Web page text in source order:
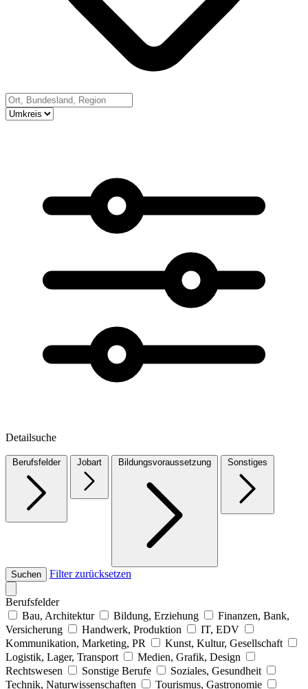
Detailsuche
Berufsfelder Jobart Bildungsvoraussetzung Sonstiges
Suchen Filter zurücksetzen
Berufsfelder
Bau, Architektur
Bildung, Erziehung
Finanzen, Bank,
Versicherung
Handwerk, Produktion
IT, EDV
Kommunikation, Marketing, PR
Kunst, Kultur, Gesellschaft
Logistik, Lager, Transport
Medien, Grafik, Design
Rechtswesen
Sonstige Berufe
Soziales, Gesundheit
Technik, Naturwissenschaften
Tourismus, Gastronomie